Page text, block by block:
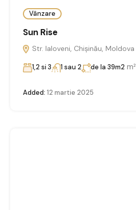
Vânzare
Sun Rise
Str. Ialoveni, Chișinău, Moldova
1,2 si 3 1 sau 2 de la 39m2 m²
Added: 12 martie 2025